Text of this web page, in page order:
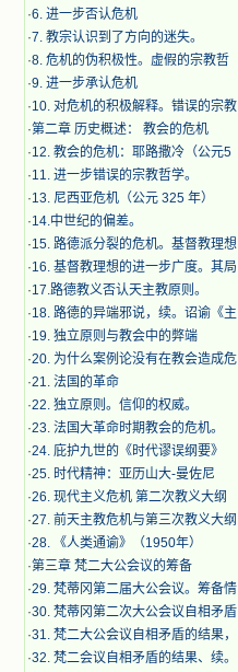
·6. 进一步否认危机
·7. 教宗认识到了方向的迷失。
·8. 危机的伪积极性。虚假的宗教哲
·9. 进一步承认危机
·10. 对危机的积极解释。错误的宗教
·第二章 历史概述： 教会的危机
·12. 教会的危机：耶路撒冷（公元5
·11. 进一步错误的宗教哲学。
·13. 尼西亚危机（公元 325 年）
·14.中世纪的偏差。
·15. 路德派分裂的危机。基督教理想
·16. 基督教理想的进一步广度。其局
·17.路德教义否认天主教原则。
·18. 路德的异端邪说，续。诏谕《主
·19. 独立原则与教会中的弊端
·20. 为什么案例论没有在教会造成危
·21. 法国的革命
·22. 独立原则。信仰的权威。
·23. 法国大革命时期教会的危机。
·24. 庇护九世的《时代谬误纲要》
·25. 时代精神：亚历山大-曼佐尼
·26. 现代主义危机 第二次教义大纲
·27. 前天主教危机与第三次教义大纲
·28. 《人类通谕》（1950年）
·第三章 梵二大公会议的筹备
·29. 梵蒂冈第二届大公会议。筹备情
·30. 梵蒂冈第二次大公会议自相矛盾
·31. 梵二大公会议自相矛盾的结果，
·32. 梵二会议自相矛盾的结果、续。